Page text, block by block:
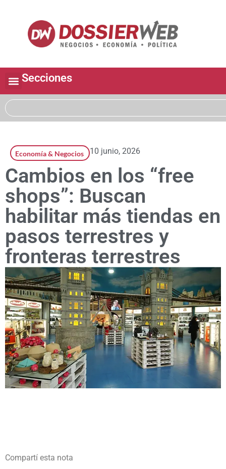
Secciones
Economía & Negocios 10 junio, 2026
Cambios en los “free
shops”: Buscan
habilitar más tiendas en
pasos terrestres y
fronteras terrestres
Compartí esta nota